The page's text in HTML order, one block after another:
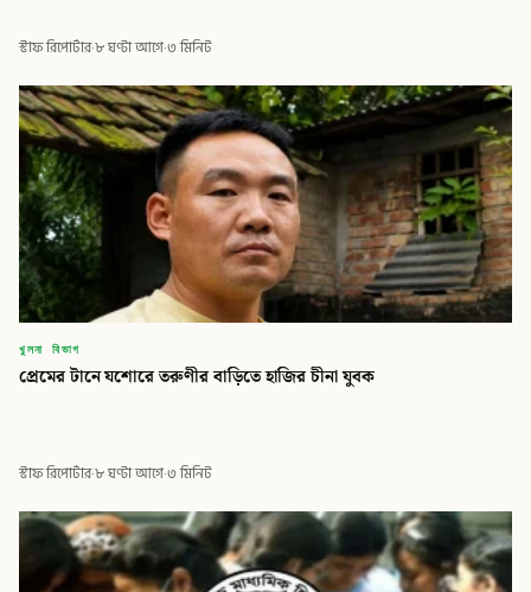
স্টাফ রিপোর্টার·৮ ঘণ্টা আগে·৩ মিনিট
খুলনা বিভাগ
প্রেমের টানে যশোরে তরুণীর বাড়িতে হাজির চীনা যুবক
স্টাফ রিপোর্টার·৮ ঘণ্টা আগে·৩ মিনিট